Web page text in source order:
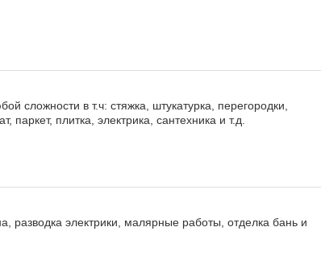
в т.ч: стяжка, штукатурка, перегородки,
паркет, плитка, электрика, сантехника и т.д.
разводка электрики, малярные работы, отделка бань и